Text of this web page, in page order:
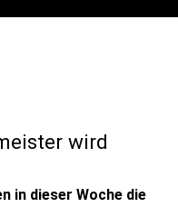
wird
in dieser Woche die